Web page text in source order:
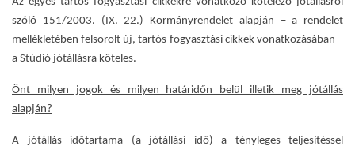
szóló 151/2003. (IX. 22.) Kormányrendelet alapján – a rendelet
mellékletében felsorolt új, tartós fogyasztási cikkek vonatkozásában –
a Stúdió jótállásra köteles.
Önt milyen jogok és milyen határidőn belül illetik meg jótállás
alapján?
A jótállás időtartama (a jótállási idő) a tényleges teljesítéssel